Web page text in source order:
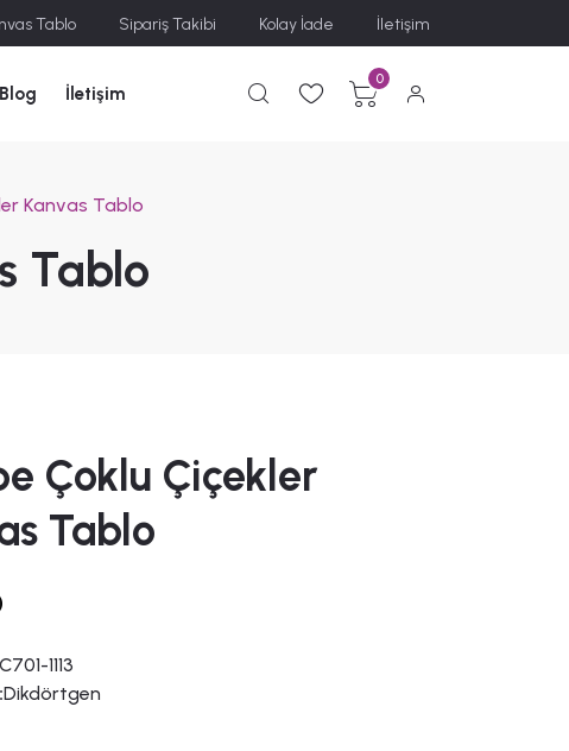
Tablo Sipariş Takibi Kolay İade İletişim
Blog İletişim
0
Kanvas Tablo
Tablo
Çoklu Çiçekler
Tablo
C701-1113
Dikdörtgen